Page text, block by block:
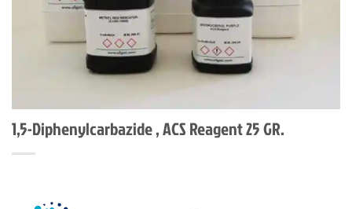
1,5-Diphenylcarbazide , ACS Reagent 25 GR.